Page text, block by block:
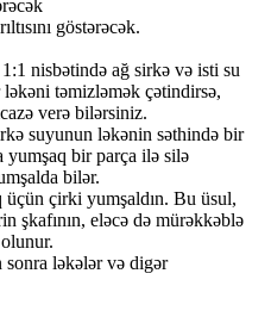
göstərəcək.
nisbətində ağ sirkə və isti su
təmizləmək çətindirsə,
verə bilərsiniz.
suyunun ləkənin səthində bir
yumşaq bir parça ilə silə
bilər.
üçün çirki yumşaldın. Bu üsul,
şkafının, eləcə də mürəkkəblə
sonra ləkələr və digər